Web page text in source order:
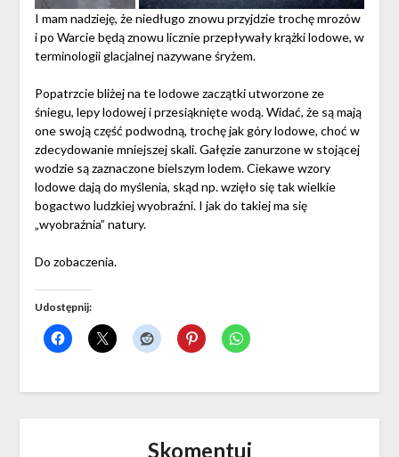
I mam nadzieję, że niedługo znowu przyjdzie trochę mrozów
i po Warcie będą znowu licznie przepływały krążki lodowe, w
terminologii glacjalnej nazywane śryżem.
Popatrzcie bliżej na te lodowe zaczątki utworzone ze
śniegu, lepy lodowej i przesiąknięte wodą. Widać, że są mają
one swoją część podwodną, trochę jak góry lodowe, choć w
zdecydowanie mniejszej skali. Gałęzie zanurzone w stojącej
wodzie są zaznaczone bielszym lodem. Ciekawe wzory
lodowe dają do myślenia, skąd np. wzięło się tak wielkie
bogactwo ludzkiej wyobraźni. I jak do takiej ma się
„wyobraźnia” natury.
Do zobaczenia.
Udostępnij:
Skomentuj